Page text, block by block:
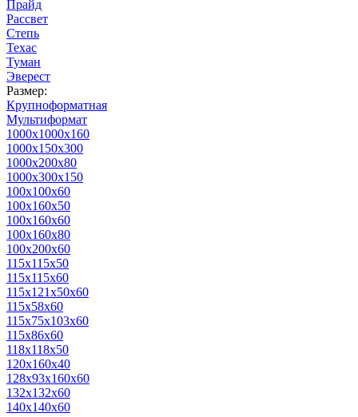
Прайд
Рассвет
Степь
Техас
Туман
Эверест
Размер:
Крупноформатная
Мультиформат
1000х1000х160
1000х150х300
1000х200х80
1000х300х150
100х100х60
100х160х50
100х160х60
100х160х80
100х200х60
115х115х50
115х115х60
115х121х50х60
115х58х60
115х75х103х60
115х86х60
118х118х50
120х160х40
128х93х160х60
132х132х60
140х140х60